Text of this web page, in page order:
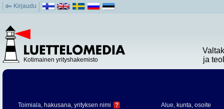
Kirjaudu
Kotimainen yrityshakemisto
ja
Toimiala, hakusana, yrityksen nimi ? Alue, kunta, osoite